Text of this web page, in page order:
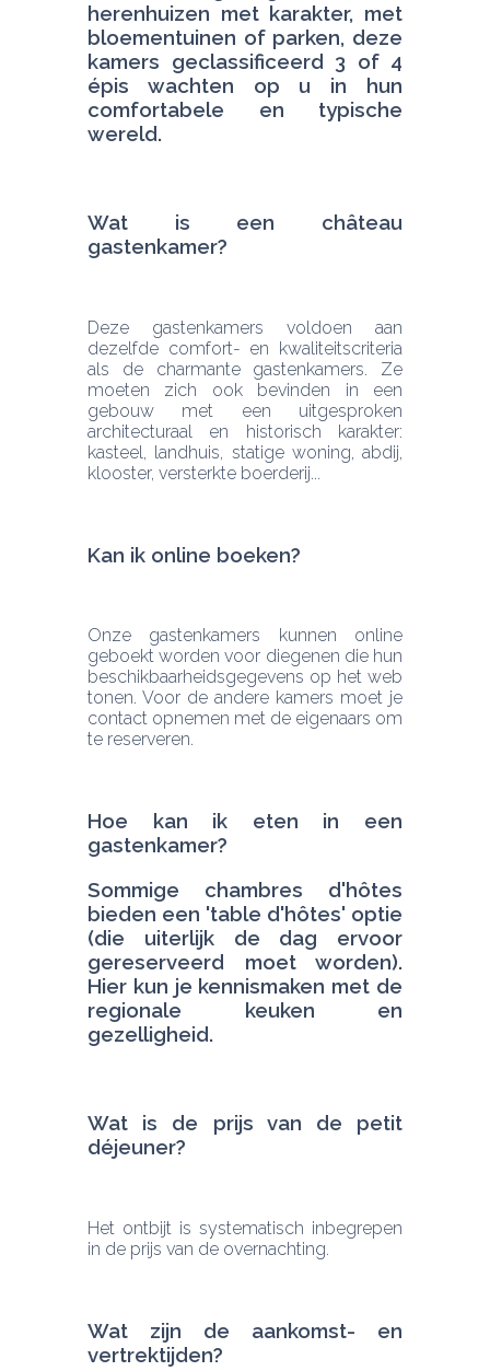
herenhuizen met karakter, met
bloementuinen of parken, deze
kamers geclassificeerd 3 of 4
épis wachten op u in hun
comfortabele en typische
wereld.
Wat is een château
gastenkamer?
Deze gastenkamers voldoen aan
dezelfde comfort- en kwaliteitscriteria
als de charmante gastenkamers. Ze
moeten zich ook bevinden in een
gebouw met een uitgesproken
architecturaal en historisch karakter:
kasteel, landhuis, statige woning, abdij,
klooster, versterkte boerderij...
Kan ik online boeken?
Onze gastenkamers kunnen online
geboekt worden voor diegenen die hun
beschikbaarheidsgegevens op het web
tonen. Voor de andere kamers moet je
contact opnemen met de eigenaars om
te reserveren.
Hoe kan ik eten in een
Sommige chambres d'hôtes
bieden een 'table d'hôtes' optie
(die uiterlijk de dag ervoor
gereserveerd moet worden).
Hier kun je kennismaken met de
regionale keuken en
gezelligheid.
Wat is de prijs van de petit
déjeuner?
Het ontbijt is systematisch inbegrepen
in de prijs van de overnachting.
Wat zijn de aankomst- en
vertrektijden?